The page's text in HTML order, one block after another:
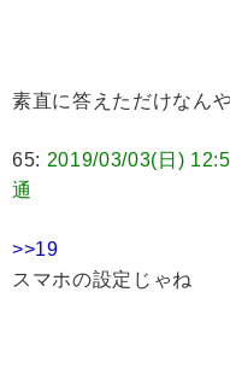
素直に答えただけなん
65: 2019/03/03(日)
通
>>19
スマホの設定じゃね